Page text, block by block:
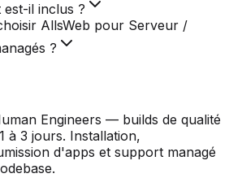
il inclus ?
AllsWeb pour Serveur /
?
Engineers — builds de qualité
à 3 jours. Installation,
d'apps et support managé